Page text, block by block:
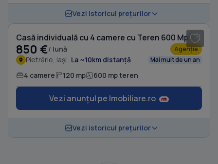
Vezi istoricul prețurilor
Casă individuală cu 4 camere cu Teren 600 Mp în Pietrărie
850 €/ lună Agenție
Pietrărie, Iași La ~10km distanță Mai mult de un an
4 camere 120 mp 600 mp teren
Vezi anunțul pe Imobiliare.ro
Vezi istoricul prețurilor